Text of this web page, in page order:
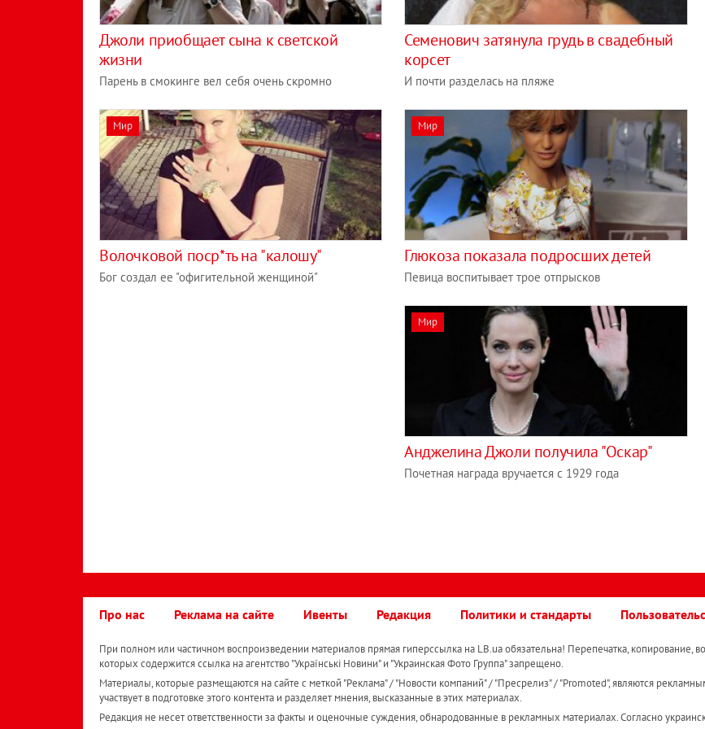
Джоли приобщает сына к светской
жизни
Парень в смокинге вел себя очень скромно
Семенович затянула грудь в свадебный
корсет
И почти разделась на пляже
Мир
Волочковой поср*ть на "калошу"
Бог создал ее "офигительной женщиной"
Мир
Глюкоза показала подросших детей
Певица воспитывает трое отпрысков
Мир
Анджелина Джоли получила "Оскар"
Почетная награда вручается с 1929 года
Про нас Реклама на сайте Ивенты Редакция Политики и стандарты
При полном или частичном воспроизведении материалов прямая гиперссылка на LB.ua обязательна! Перепечатка, копирование,
которых содержится ссылка на агентство "Українськi Новини" и "Украинская Фото Группа" запрещено.
Материалы, которые размещаются на сайте с меткой "Реклама" / "Новости компаний" / "Пресрелиз" / "Promoted", являются
участвует в подготовке этого контента и разделяет мнения, высказанные в этих материалах.
Редакция не несет ответственности за факты и оценочные суждения, обнародованные в рекламных материалах. Согласно